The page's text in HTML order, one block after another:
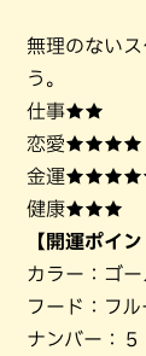
無理のない
う。
仕事★★
恋愛★★★★
金運
健康★★★
【開運ポイン
カラー：ゴー
フード：フル
ナンバー：５